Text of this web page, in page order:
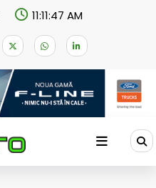
11:11:47 AM